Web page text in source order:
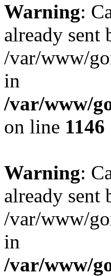
Warning:
already sent
/var/www/
in
/var/www/
on line 1146
Warning:
already sent
/var/www/
in
/var/www/